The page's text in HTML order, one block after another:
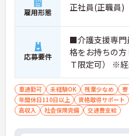
雇用形態 正社員(正職員)
応募要件
■介護支援専門
格をお持ちの
Ｔ限定可） ※
す！
車通勤可 未経験OK 残業少なめ
年間休日110日以上
資格取得サポート
高収入
社会保険完備 交通費支給